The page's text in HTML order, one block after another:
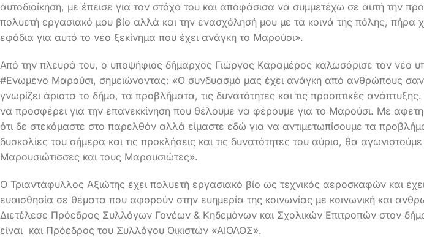
αυτοδιοίκηση, με έπεισε για τον στόχο του και αποφάσισα να συμμετέχω σε αυτή την
πολυετή εργασιακό μου βίο αλλά και την ενασχόλησή μου με τα κοινά της πόλης, πήρα
εφόδια για αυτό το νέο ξεκίνημα που έχει ανάγκη το Μαρούσι».
Από την πλευρά του, ο υποψήφιος δήμαρχος Γιώργος Καραμέρος καλωσόρισε τον νέο
#Ενωμένο Μαρούσι, σημειώνοντας: «Ο συνδυασμό μας έχει ανάγκη από ανθρώπους
γνωρίζει άριστα το δήμο, τα προβλήματα, τις δυνατότητες και τις προοπτικές
να προσφέρει για την επανεκκίνηση που θέλουμε να φέρουμε για το Μαρούσι. Με
ότι δε στεκόμαστε στο παρελθόν αλλά είμαστε εδώ για να αντιμετωπίσουμε τα
δυσκολίες του σήμερα και τις προκλήσεις και τις δυνατότητες του αύριο, θα αγωνιστούμε
Μαρουσιώτισσες και τους Μαρουσιώτες».
Ο Τριαντάφυλλος Αξιώτης έχει πολυετή εργασιακό βίο ως τεχνικός αεροσκαφών και έχει
ευαισθησία σε θέματα που αφορούν στην ευημερία της κοινωνίας με κοινωνική και
Διετέλεσε Πρόεδρος Συλλόγων Γονέων & Κηδεμόνων και Σχολικών Επιτροπών στον
είναι και Πρόεδρος του Συλλόγου Οικιστών «ΑΙΟΛΟΣ».